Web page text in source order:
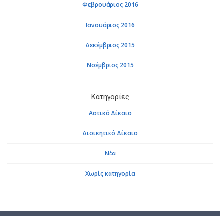
Φεβρουάριος 2016
Ιανουάριος 2016
Δεκέμβριος 2015
Νοέμβριος 2015
Κατηγορίες
Αστικό Δίκαιο
Διοικητικό Δίκαιο
Νέα
Χωρίς κατηγορία